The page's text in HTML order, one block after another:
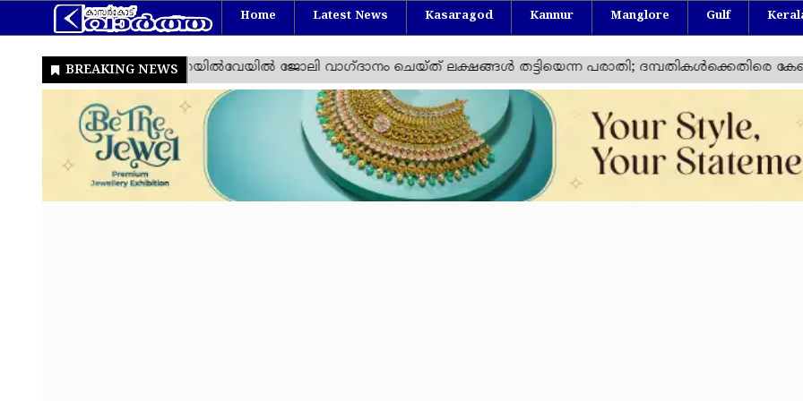
Home Latest News Kasaragod Kannur Manglore Gulf